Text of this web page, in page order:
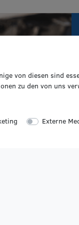
von diesen sind
zu den von uns
Externe